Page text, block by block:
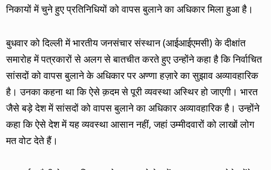
निकायों में चुने हुए प्रतिनिधियों को वापस बुलाने का अधिकार मिला हुआ है।
बुधवार को दिल्ली में भारतीय जनसंचार संस्थान (आईआईएमसी) के दीक्षांत
समारोह में पत्रकारों से अलग से बातचीत करते हुए उन्होंने कहा है कि निर्वाचित
सांसदों को वापस बुलाने के अधिकार पर अण्णा हज़ारे का सुझाव अव्यावहारिक
है। उनका कहना था कि ऐसे क़दम से पूरी व्यवस्था अस्थिर हो जाएगी। भारत
जैसे बड़े देश में सांसदों को वापस बुलाने का अधिकार अव्यावहारिक है। उन्होंने
कहा कि ऐसे देश में यह व्यवस्था आसान नहीं, जहां उम्मीदवारों को लाखों लोग
मत वोट देते हैं।